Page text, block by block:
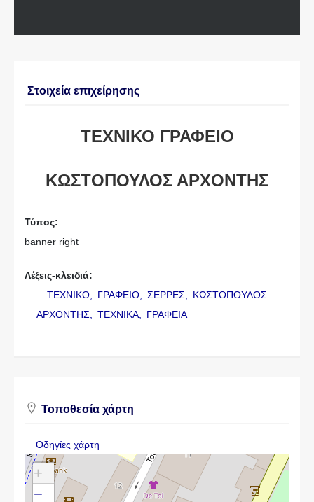
Στοιχεία επιχείρησης
ΤΕΧΝΙΚΟ ΓΡΑΦΕΙΟ
ΚΩΣΤΟΠΟΥΛΟΣ ΑΡΧΟΝΤΗΣ
Τύπος:
banner right
Λέξεις-κλειδιά:
ΤΕΧΝΙΚΟ,
ΓΡΑΦΕΙΟ, ΣΕΡΡΕΣ,
ΚΩΣΤΟΠΟΥΛΟΣ
ΑΡΧΟΝΤΗΣ,
ΤΕΧΝΙΚΑ, ΓΡΑΦΕΙΑ
Τοποθεσία χάρτη
Οδηγίες χάρτη
+
−